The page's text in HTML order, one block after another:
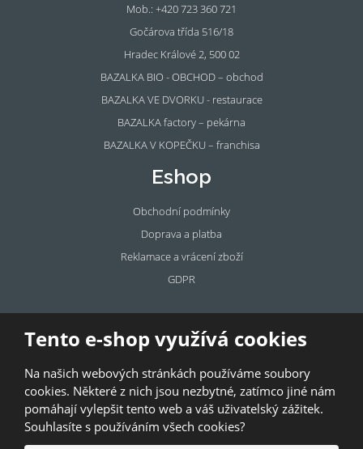
Tento e-shop využívá cookies
Na našich webových stránkách používáme soubory
cookies. Některé z nich jsou nezbytné, zatímco jiné nám
pomáhají vylepšit tento web a váš uživatelský zážitek.
Souhlasíte s používáním všech cookies?
Mob.: +420 723 360 721
Gočárova třída 516/18
Hradec Králové 2, 500 02
BAZALKA BIO - OBCHOD – obchod
BAZALKA VE DVORKU - restaurace
BAZALKA factory – pekárna
BAZALKA V KOPEČKU – franchisa
Eshop
Obchodní podmínky
Doprava a platba
Reklamace a vrácení zboží
GDPR
Pronájem
prostor
Pronajměte si prostory u BAZALKY!
© 2026, Bazalka s.r.o.
GDPR |Kontakty |Obchodní podmínky |Mapa stránek